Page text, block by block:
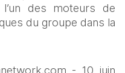
l’un des moteurs de
du groupe dans la